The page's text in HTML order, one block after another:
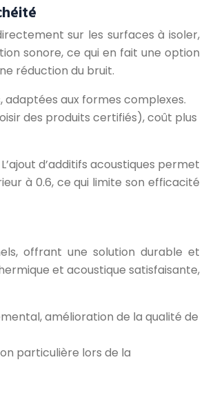
sur les surfaces à isoler,
sonore, ce qui en fait une option
réduction du bruit.
aux formes complexes.
des produits certifiés), coût plus
d’additifs acoustiques permet
à 0.6, ce qui limite son efficacité
offrant une solution durable et
et acoustique satisfaisante,
amélioration de la qualité de
particulière lors de la